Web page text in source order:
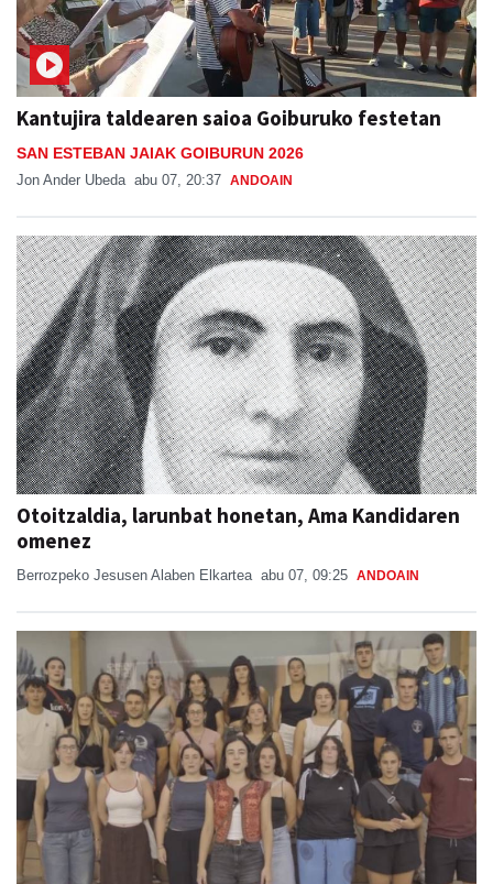
Kantujira taldearen saioa Goiburuko festetan
SAN ESTEBAN JAIAK GOIBURUN 2026
Jon Ander Ubeda abu 07, 20:37 ANDOAIN
Otoitzaldia, larunbat honetan, Ama Kandidaren
omenez
Berrozpeko Jesusen Alaben Elkartea abu 07, 09:25 ANDOAIN